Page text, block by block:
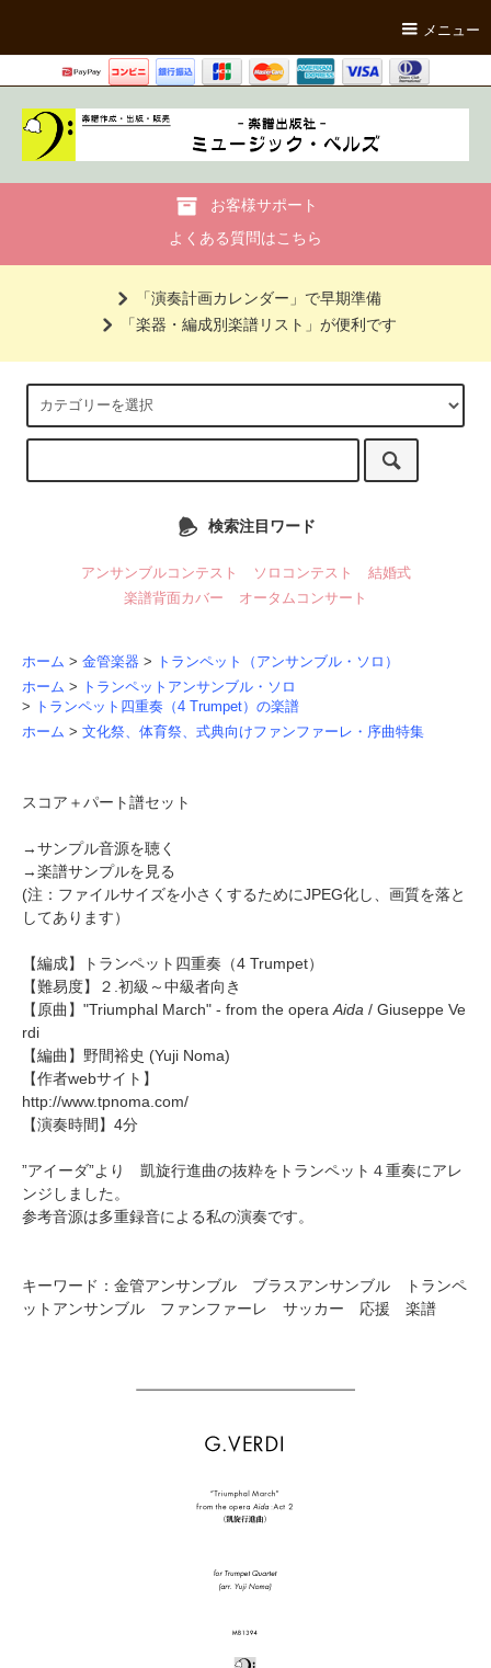
メニュー
お客様サポート
よくある質問はこちら
「演奏計画カレンダー」で早期準備
「楽器・編成別楽譜リスト」が便利です
検索注目ワード
アンサンブルコンテスト ソロコンテスト
結婚式
楽譜背面カバー
オータムコンサート
ホーム > 金管楽器 >
トランペット（アンサンブル・ソロ）
ホーム >
トランペットアンサンブル・ソロ
>
トランペット四重奏（4 Trumpet）の楽譜
ホーム > 文化祭、体育祭、式典向けファンファーレ・序曲特集
スコア＋パート譜セット
→サンプル音源を聴く
→楽譜サンプルを見る
(注：ファイルサイズを小さくするためにJPEG化し、画質を落と
してあります）
【編成】 トランペット四重奏 （4 Trumpet）
【難易度】２.初級～中級者向き
【原曲】 "Triumphal March" - from the opera Aida / Giuseppe Ve
rdi
【編曲】 野間裕史 (Yuji Noma)
【作者webサイト】
http://www.tpnoma.com/
【演奏時間】4分
”アイーダ”より 凱旋行進曲の抜粋をトランペット４重奏にアレ
ンジしました。
参考音源は多重録音による私の演奏です。
キーワード：金管アンサンブル ブラスアンサンブル トランペ
ットアンサンブル ファンファーレ サッカー 応援 楽譜